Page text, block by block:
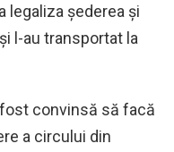
legaliza șederea și
l-au transportat la
convinsă să facă
a circului din